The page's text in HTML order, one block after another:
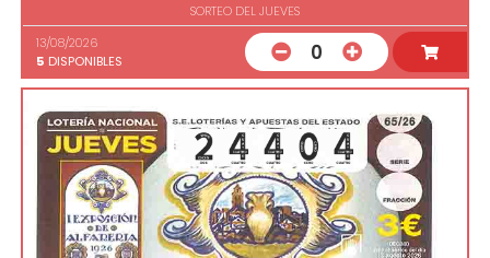
SORTEO DEL JUEVES
13/08/2026
5 DISPONIBLES 0